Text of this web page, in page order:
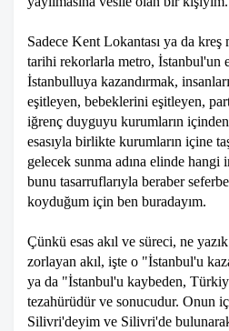
Sadece Kent Lokantası ya da kreş
tarihi rekorlarla metro, İstanbul'un
İstanbulluya kazandırmak,
eşitleyen, bebeklerini eşitleyen,
iğrenç duyguyu kurumların
esasıyla birlikte kurumların içine
gelecek sunma adına elinde hangi
bunu tasarruflarıyla beraber
koyduğum için ben buradayım.
Çünkü esas akıl ve süreci, ne
zorlayan akıl, işte o "İstanbul'u
ya da "İstanbul'u kaybeden,
tezahürüdür ve sonucudur. Onun
Silivri'deyim ve Silivri'de